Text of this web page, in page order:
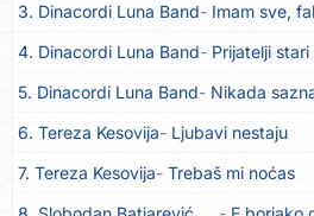
3. Dinacordi Luna Band Imam sve,
4. Dinacordi Luna Band Prijatelji stari
5. Dinacordi Luna Band Nikada
6. Tereza Kesovija Ljubavi nestaju
7. Tereza Kesovija Trebaš mi noćas